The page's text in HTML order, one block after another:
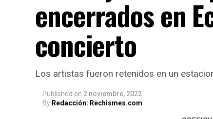
encerrados en
concierto
Los artistas fueron retenidos en un
Published on 2 noviembre, 2022
By Redacción: Rechismes.com